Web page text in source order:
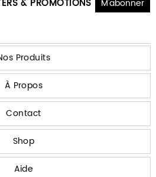
& PROMOTIONS
Produits
À Propos
Contact
Shop
Aide